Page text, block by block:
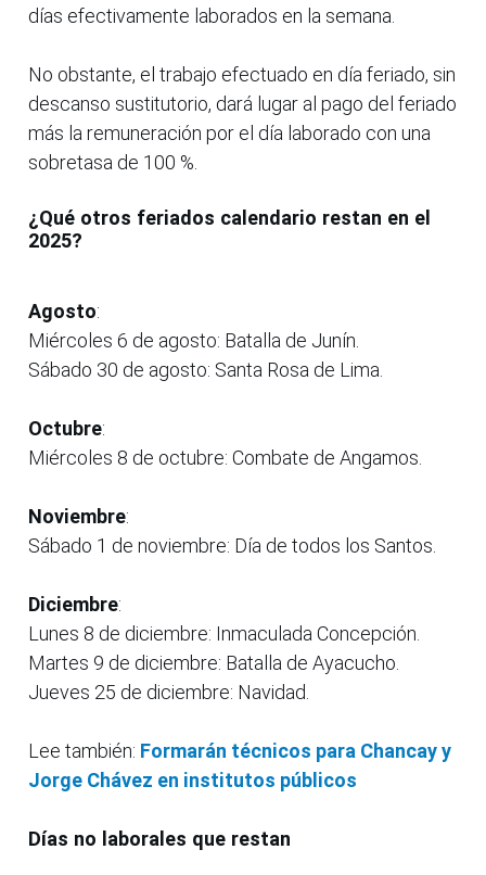
días efectivamente laborados en la semana.
No obstante, el trabajo efectuado en día feriado, sin
descanso sustitutorio, dará lugar al pago del feriado
más la remuneración por el día laborado con una
sobretasa de 100 %.
¿Qué otros feriados calendario restan en el
2025?
Agosto:
Miércoles 6 de agosto: Batalla de Junín.
Sábado 30 de agosto: Santa Rosa de Lima.
Octubre:
Miércoles 8 de octubre: Combate de Angamos.
Noviembre:
Sábado 1 de noviembre: Día de todos los Santos.
Diciembre:
Lunes 8 de diciembre: Inmaculada Concepción.
Martes 9 de diciembre: Batalla de Ayacucho.
Jueves 25 de diciembre: Navidad.
Lee también: Formarán técnicos para Chancay y
Jorge Chávez en institutos públicos
Días no laborales que restan